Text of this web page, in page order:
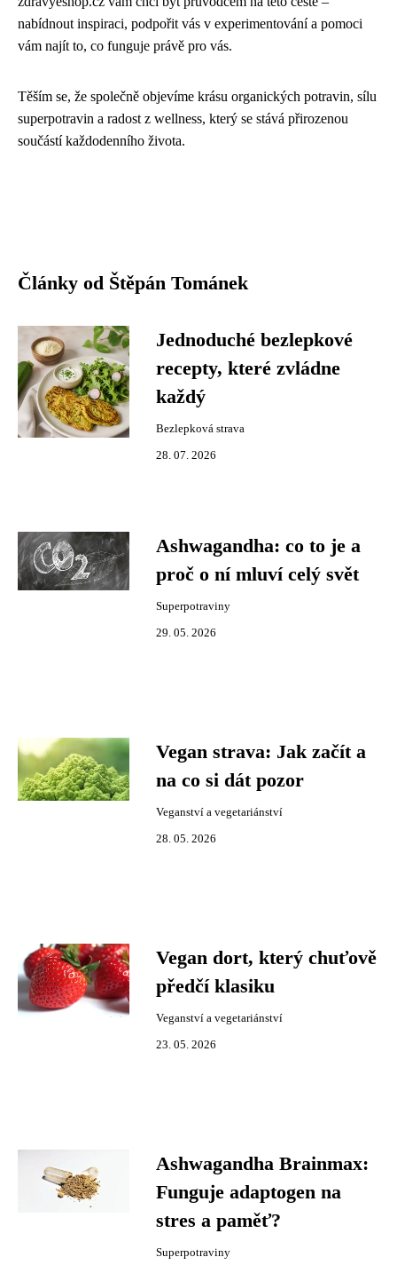
nabídnout inspiraci, podpořit vás v experimentování a pomoci
vám najít to, co funguje právě pro vás.
Těším se, že společně objevíme krásu organických potravin, sílu
superpotravin a radost z wellness, který se stává přirozenou
součástí každodenního života.
Články od Štěpán Tománek
Jednoduché bezlepkové
recepty, které zvládne
každý
Bezlepková strava
28. 07. 2026
Ashwagandha: co to je a
proč o ní mluví celý svět
Superpotraviny
29. 05. 2026
Vegan strava: Jak začít a
na co si dát pozor
Veganství a vegetariánství
28. 05. 2026
Vegan dort, který chuťově
předčí klasiku
Veganství a vegetariánství
23. 05. 2026
Ashwagandha Brainmax:
Funguje adaptogen na
stres a paměť?
Superpotraviny